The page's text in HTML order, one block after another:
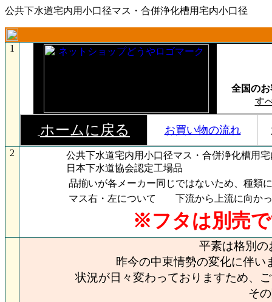
公共下水道宅内用小口径マス・合併浄化槽用宅内小口径
1
全国の
す
ホームに戻る お買い物の流れ
2
公共下水道宅内用小口径マス・合併浄化槽用
日本下水道協会認定工場品
品揃いが各メーカー同じではないため、種類
マス右・左について 下流から上流に向
※フタは別売
平素は格別の
昨今の中東情勢の変化に伴
状況が日々変わっておりますため、
そ